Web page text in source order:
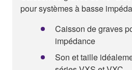
pour systèmes à basse
Caisson de graves
impédance
Son et taille